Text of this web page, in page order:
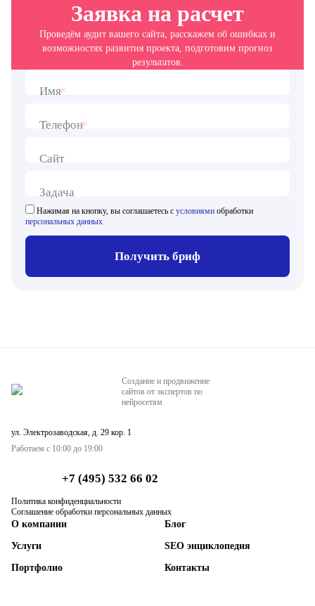
Заявка на расчет
Проведём аудит вашего сайта, расскажем об ошибках и
возможностях развития проекта, подготовим прогноз
результатов.
Имя*
Телефон*
Сайт
Задача
Нажимая на кнопку, вы соглашаетесь с условиями обработки
персональных данных
Получить бриф
Создание и продвижение
сайтов от экспертов по
нейросетям
ул. Электрозаводская, д. 29 кор. 1
Работаем с 10:00 до 19:00
+7 (495) 532 66 02
Политика конфиденциальности
Соглашение обработки персональных данных
О компании
Услуги
Портфолио
Блог
SEO энциклопедия
Контакты